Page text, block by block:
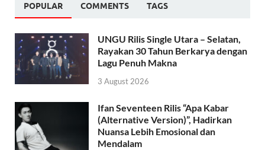
POPULAR COMMENTS TAGS
UNGU Rilis Single Utara – Selatan,
Rayakan 30 Tahun Berkarya dengan
Lagu Penuh Makna
3 August 2026
Ifan Seventeen Rilis “Apa Kabar
(Alternative Version)”, Hadirkan
Nuansa Lebih Emosional dan
Mendalam